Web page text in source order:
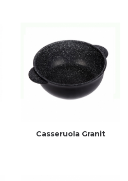
Casseruola Granit